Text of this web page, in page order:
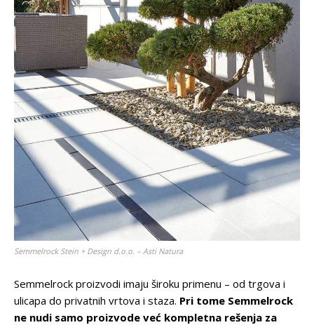
Semmelrock Stein + Design d.o.o. – Asti Natura
Semmelrock proizvodi imaju široku primenu – od trgova i
ulicapa do privatnih vrtova i staza. Pri tome Semmelrock
ne nudi samo proizvode već kompletna rešenja za